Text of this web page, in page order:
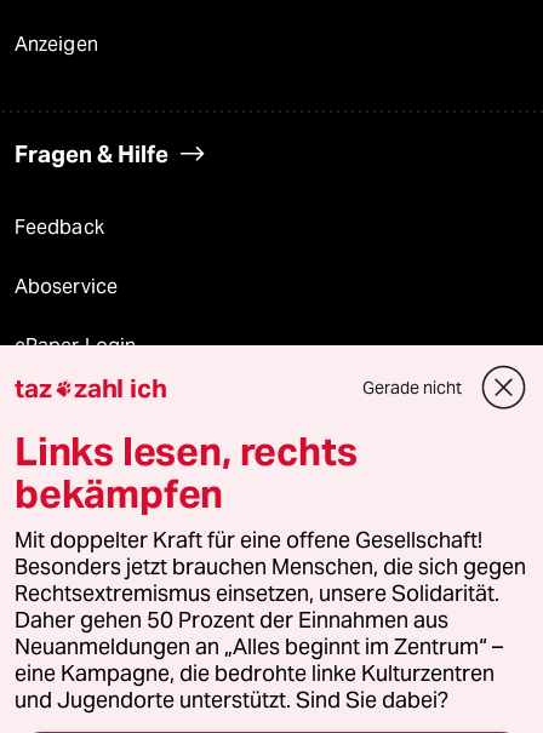
Anzeigen
Fragen & Hilfe
Feedback
Aboservice
ePaper Login
Downloads für Abonnierende
© 2026 taz Verlags und Vertriebs GmbH
Alle Rechte vorbehalten. Bei rechtlichen Fragen oder für Genehmigungen
wenden Sie sich bitte an
lizenzen@taz.de
Feedback Redaktionsstatut Kommune-Richtlinien
Leitlinie Informant Datenschutz Impressum AGB
taz zahl ich Gerade nicht
Links lesen, rechts
bekämpfen
Mit doppelter Kraft für eine offene Gesellschaft!
Besonders jetzt brauchen Menschen, die sich gegen
Rechtsextremismus einsetzen, unsere Solidarität.
Daher gehen 50 Prozent der Einnahmen aus
Neuanmeldungen an „Alles beginnt im Zentrum“ –
eine Kampagne, die bedrohte linke Kulturzentren
und Jugendorte unterstützt. Sind Sie dabei?